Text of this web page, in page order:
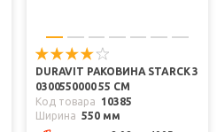
DURAVIT РАКОВИНА STARCK 3
0300550000 55 СМ
Код товара
10385
Ширина 550 мм